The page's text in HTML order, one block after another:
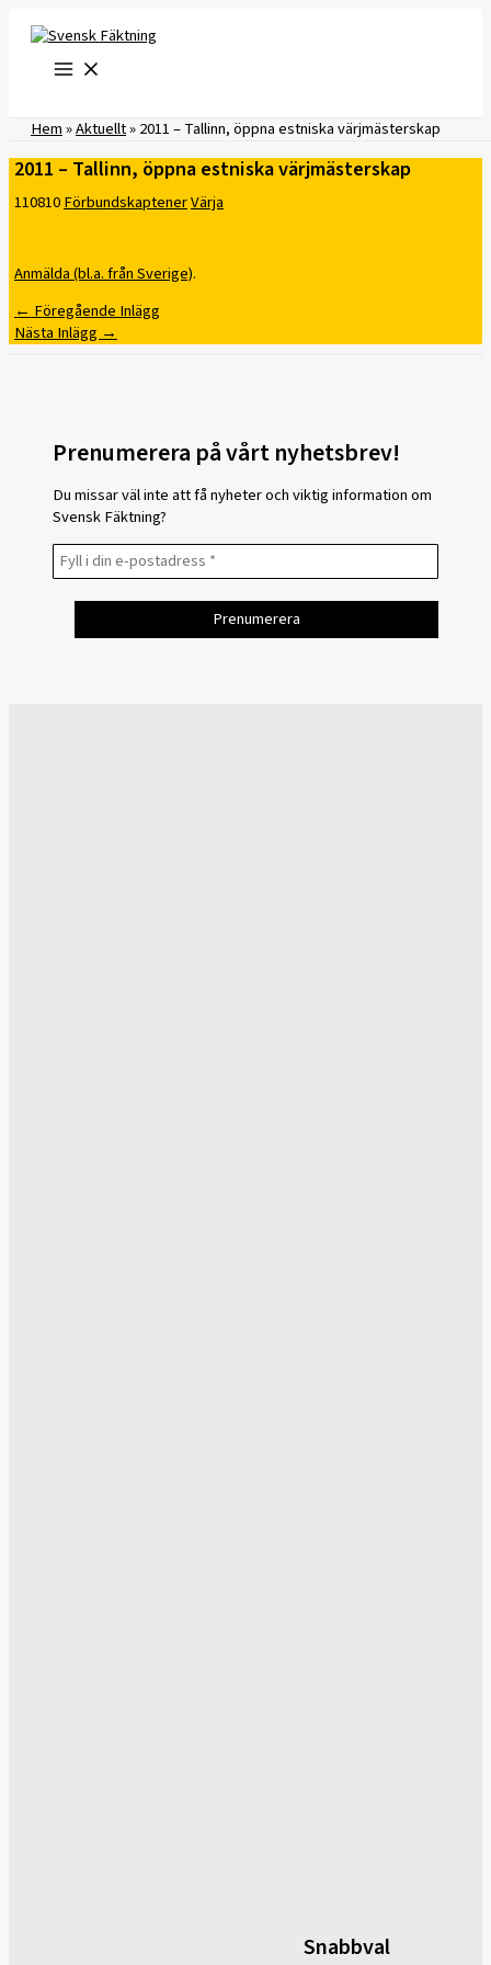
innehåll
Hem»Aktuellt»2011 – Tallinn, öppna estniska värjmästerskap
2011 – Tallinn, öppna estniska värjmästerskap
110810FörbundskaptenerVärja
Anmälda (bl.a. från Sverige).
←Föregående Inlägg
Nästa Inlägg→
Prenumerera på vårt nyhetsbrev!
Du missar väl inte att få nyheter och viktig information om
Svensk Fäktning?
Snabbval